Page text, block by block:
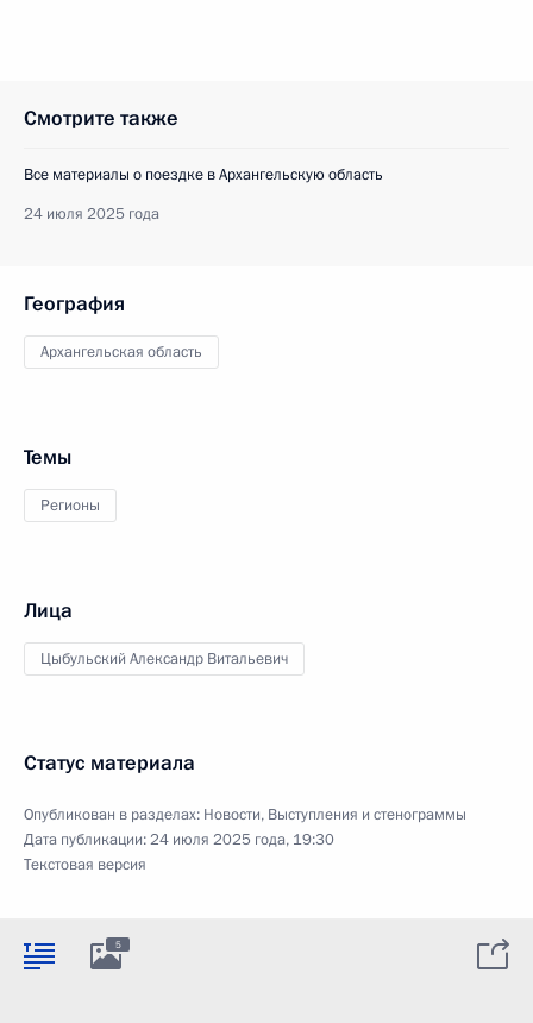
Смотрите также
Все материалы о поездке в Архангельскую область
24 июля 2025 года
География
Архангельская область
Темы
Регионы
Лица
Цыбульский Александр Витальевич
Статус материала
Опубликован в разделах: Новости, Выступления и стенограммы
Дата публикации:24 июля 2025 года, 19:30
Текстовая версия
5